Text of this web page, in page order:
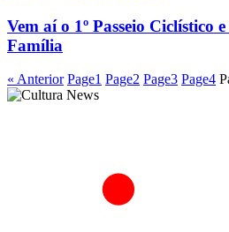
Vem aí o 1º Passeio Ciclístico
Família
« Anterior Page1 Page2 Page3 Page4